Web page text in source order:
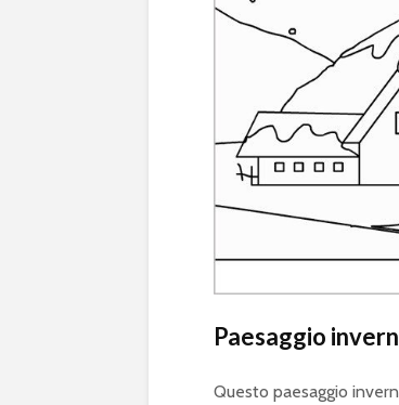
Paesaggio
Questo paesaggio